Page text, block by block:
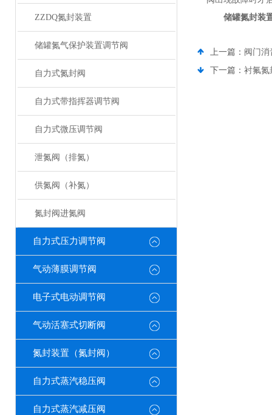
ZZDQ氮封装置
储罐氮气保护装置调节阀
自力式氮封阀
自力式带指挥器调节阀
自力式微压调节阀
泄氮阀（排氮）
供氮阀（补氮）
氮封阀进氮阀
自力式压力调节阀
气动薄膜调节阀
电子式电动调节阀
气动活塞式切断阀
氮封装置（氮封阀）
自力式蒸汽稳压阀
自力式蒸汽减压阀
储罐氮封装
上一篇： 阀门消
下一篇： 衬氟氮